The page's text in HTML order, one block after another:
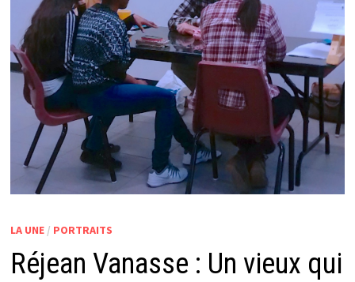
LA UNE/ PORTRAITS
Réjean Vanasse : Un vieux qui